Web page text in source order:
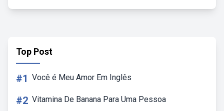
Top Post
#1 Você é Meu Amor Em Inglês
#2 Vitamina De Banana Para Uma Pessoa